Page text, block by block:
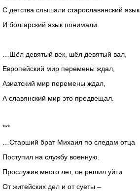
С детства слышали старославянский язык
И болгарский язык понимали.
…Шёл девятый век, шёл девятый вал,
Европейский мир перемены ждал,
Азиатский мир перемены ждал,
А славянский мир это предвещал.
***
…Старший брат Михаил по следам отца
Поступил на службу военную.
Прослужив много лет, он решил уйти
От житейских дел и от суеты –